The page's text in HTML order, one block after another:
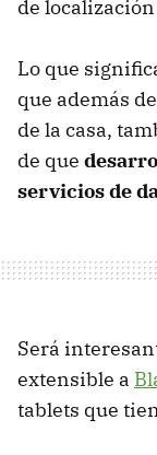
de
Lo que
que además
de la casa,
de que
servicios de
Será
extensible a
tablets que